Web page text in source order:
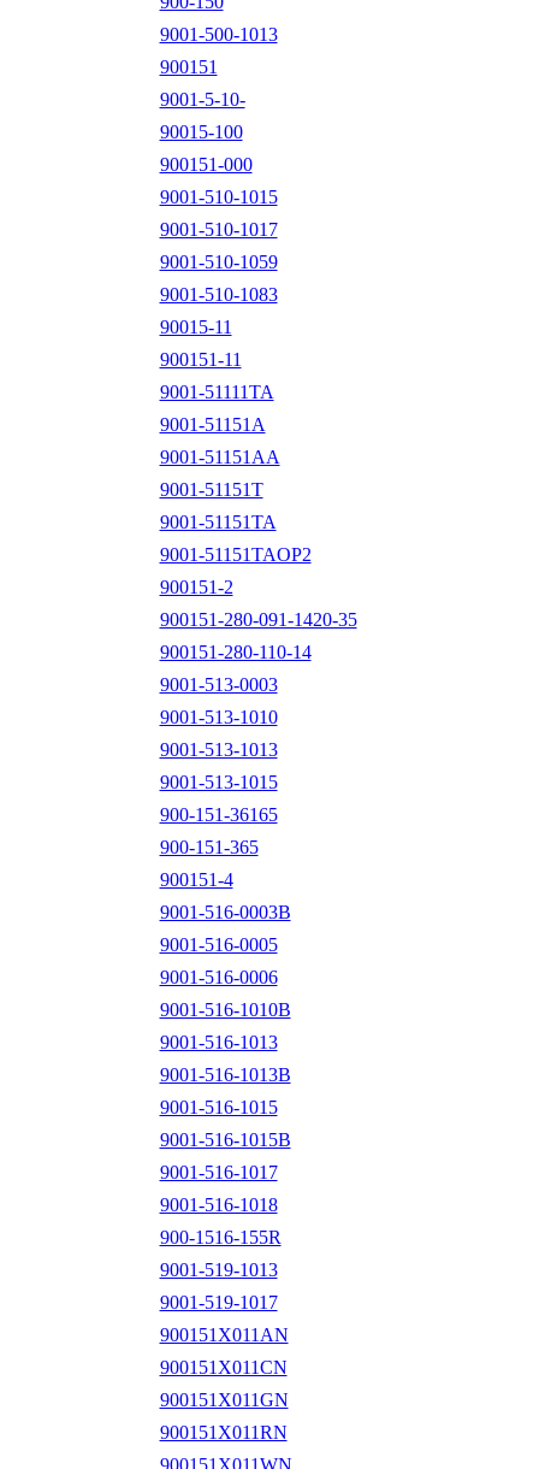
9001-500-1013
900151
9001-5-10-
90015-100
900151-000
9001-510-1015
9001-510-1017
9001-510-1059
9001-510-1083
90015-11
900151-11
9001-51111TA
9001-51151A
9001-51151AA
9001-51151T
9001-51151TA
9001-51151TAOP2
900151-2
900151-280-091-1420-35
900151-280-110-14
9001-513-0003
9001-513-1010
9001-513-1013
9001-513-1015
900-151-36165
900-151-365
900151-4
9001-516-0003B
9001-516-0005
9001-516-0006
9001-516-1010B
9001-516-1013
9001-516-1013B
9001-516-1015
9001-516-1015B
9001-516-1017
9001-516-1018
900-1516-155R
9001-519-1013
9001-519-1017
900151X011AN
900151X011CN
900151X011GN
900151X011RN
900151X011WN